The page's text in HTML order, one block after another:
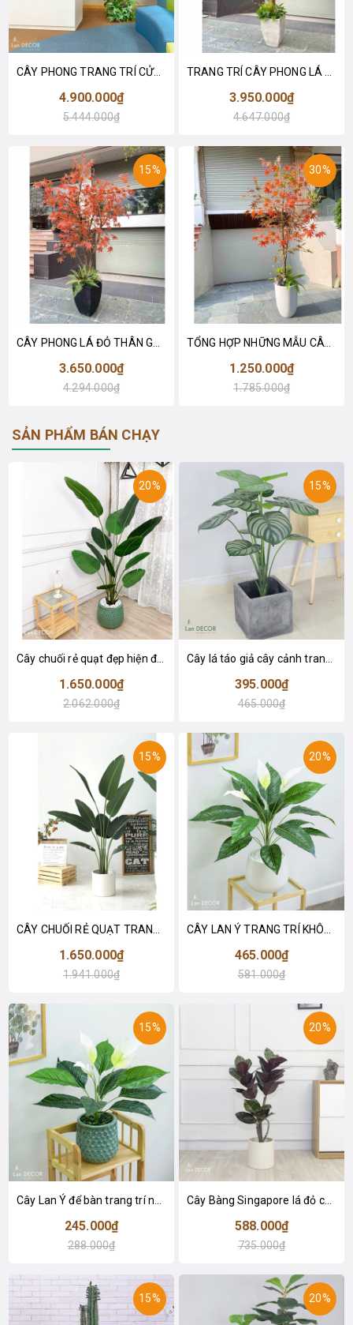
CÂY PHONG TRANG TRÍ CỬA HÀNG, VĂN PHÒNG NỔI BẬT (2m5-2m8) - CC787
4.900.000₫
5.444.000₫
3.950.000₫
4.647.000₫
15%
3.650.000₫
4.294.000₫
30%
TỔNG HỢP NHỮNG MẪU CÂY PHONG LÁ ĐỎ CHUYỂN MÀU RỰC RỠ
1.250.000₫
1.785.000₫
SẢN PHẨM BÁN CHẠY
20%
Cây chuối rẻ quạt đẹp hiện đại trang trí 1m8 - LC3019 (Gồm 12 lá)
1.650.000₫
2.062.000₫
15%
395.000₫
465.000₫
15%
1.650.000₫
1.941.000₫
20%
465.000₫
581.000₫
15%
245.000₫
288.000₫
20%
Cây Bàng Singapore lá đỏ cây giả trang trí Lan Decor (110cm) - LC2918-1
588.000₫
735.000₫
15% 20%